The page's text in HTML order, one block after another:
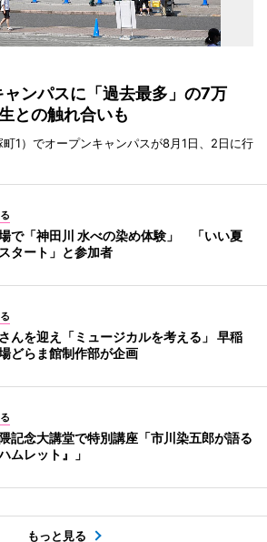
ンパスに「過去最多」の7万
の触れ合いも
1）でオープンキャンパスが8月1日、2日に行
で「神田川 水べの染め体験」 「いい夏
タート」と参加者
んを迎え「ミュージカルを考える」 早稲
どらま館制作部が企画
記念大講堂で特別講座「市川染五郎が語る
ムレット』」
もっと見る